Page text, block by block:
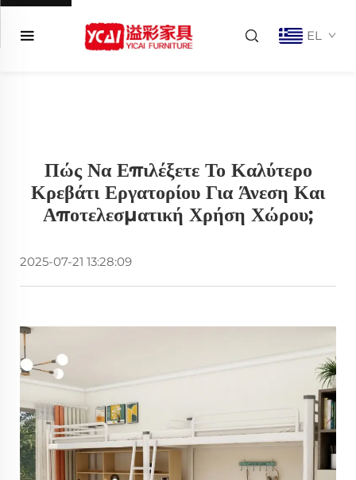
EL
Πώς Να Επιλέξετε Το Καλύτερο
Κρεβάτι Εργατορίου Για Άνεση Και
Αποτελεσματική Χρήση Χώρου;
2025-07-21 13:28:09